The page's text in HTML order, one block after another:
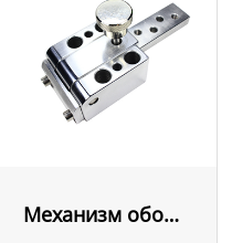
Механизм оборотных средств